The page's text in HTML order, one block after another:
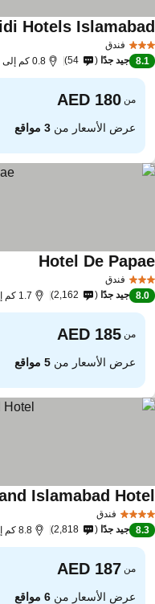
فندق
Hotels
8.1 جيد جدًا 54 0.8 كم إلى وسط المدينة
من
عرض الأسعار من3 مواقع
فندق
Hotel Deمشاهدة
8.0 جيد جدًا 2,162 1.7 كم إلى وسط المدينة
من
عرض الأسعار من5 مواقع
فندق
Islamabad
8.3 جيد جدًا 2,818 8.8 كم إلى وسط المدينة
من
عرض الأسعار من6 مواقع